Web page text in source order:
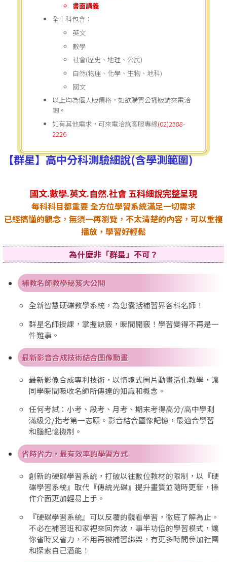
書面講義
全十科包含：
英文
數學
社會(歷史、地理、公民)
自然(物理、化學、生物、地科)
國文
以上均為個人版價格，如欲購買公播版請來電洽
詢。
如有其他需求，可來電洽詢客服專線(02)2388-
2226
【群星】高中分科測驗細說(含學測範圍)
國文.數學.英文.自然.社會 五科細說完整呈現
每科科目都重要 全方位學習系統滿足一切需求
已經搞懂的觀念，無須一再瀏覽，不太清楚的內容，可以重複
播放，學習好輕鬆
為什麼非「群星」不可？
補教名師教學秘笈大公開
全新智慧硬碟教學系統，為您囊括補習界各科名師！
群星名師授課，掌握訣竅，瞬間開竅！學習變得不再是一
件難事。
最新影音合成技術結合圖像動畫
最新影像合成專利技術，以情境式圖片動畫活化教學，讓
同學瞬間吸收名師所傳達的知識和概念。
任何考試：小考、段考、月考、期末考得高分/高中學測
滿級分/指考第一志願。影音結合圖像記憶，最適合學習
和腦記憶機制。
省時省力，最有效率的學習方式
創新的硬碟學習系統，打破以往數位教材的限制，以『硬
碟學習系統』取代『傳統光碟』提升畫質並隨時更新，操
作介面更加輕易上手。
『硬碟學習系統』可以反覆的觀看學習，徹底了解為止。
不必在補習班和家裡來回奔波，事半功倍的學習模式，讓
你省時又省力，不用再被補習綁架，有更多時間參加社團
和探索自己潛能！